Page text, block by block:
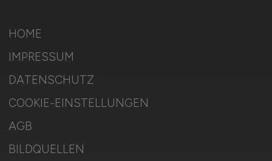
HOME
IMPRESSUM
DATENSCHUTZ
COOKIE-EINSTELLUNGEN
AGB
BILDQUELLEN